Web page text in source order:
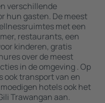
verschillende
hun gasten. De meest
met een
restaurants, een
kinderen, gratis
over de meest
in de omgeving . Op
ook transport van en
hotels ook het
Trawangan aan.